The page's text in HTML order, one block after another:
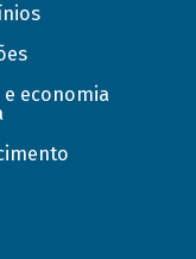
e economia